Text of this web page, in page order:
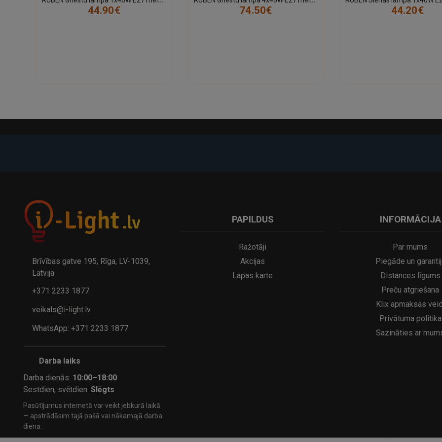
44.90€
74.50€
44.20€
32.95€
A
kumulatora LED galda lampa SERINA Mini Ø80×200 mm..
29.95€ 21.95€
Brīvības gatve 195, Rīga, LV-1039,
Latvija
+371 2233 1877
veikals@i-light.lv
WhatsApp: +371 2233 1877
Darba laiks
Darba dienās: 10:00–18:00
Sestdien, svētdien:Slēgts
Pasūtījumus internetā var veikt jebkurā laikā
— apstrādāsim tajā pašā vai nākamajā darba
dienā.
PAPILDUS
Ražotāji
Akcijas
Lapas karte
INFORMĀCIJA
Par mums
Piegāde un
Distances līgums
Preču atgriešana
Klix apmaksas
Privātuma politika
Sazināties ar